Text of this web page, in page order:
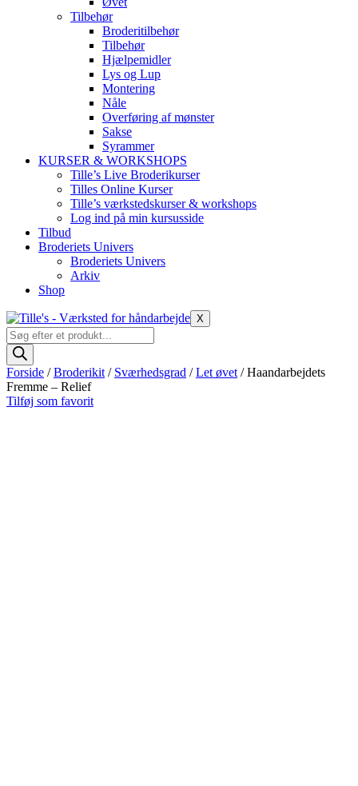
Tilbehør
Broderitilbehør
Tilbehør
Hjælpemidler
Lys og Lup
Montering
Nåle
Overføring af mønster
Sakse
Syrammer
KURSER & WORKSHOPS
Tille’s Live Broderikurser
Tilles Online Kurser
Tille’s værkstedskurser & workshops
Log ind på min kursusside
Tilbud
Broderiets Univers
Broderiets Univers
Arkiv
Shop
X
Products
search
Forside /Broderikit / Sværhedsgrad /Let øvet / Haandarbejdets
Fremme – Relief
Tilføj som favorit